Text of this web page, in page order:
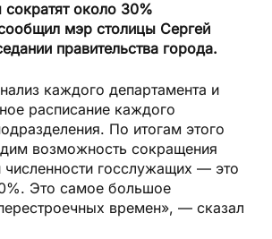
около 30%
мэр столицы Сергей
правительства города.
каждого департамента и
расписание каждого
По итогам этого
возможность сокращения
госслужащих — это
Это самое большое
времен», — сказал